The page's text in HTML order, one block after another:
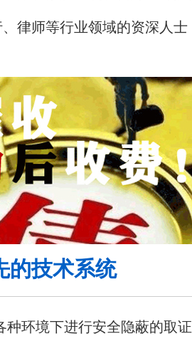
律师等行业领域的资深人士
技术系统
环境下进行安全隐蔽的取证